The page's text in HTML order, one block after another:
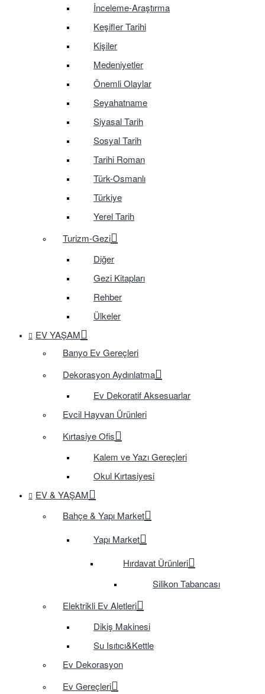
İnceleme-Araştırma
Keşifler Tarihi
Kişiler
Medeniyetler
Önemli Olaylar
Seyahatname
Siyasal Tarih
Sosyal Tarih
Tarihi Roman
Türk-Osmanlı
Türkiye
Yerel Tarih
Turizm-Gezi
Diğer
Gezi Kitapları
Rehber
Ülkeler
EV YAŞAM
Banyo Ev Gereçleri
Dekorasyon Aydınlatma
Ev Dekoratif Aksesuarlar
Evcil Hayvan Ürünleri
Kırtasiye Ofis
Kalem ve Yazı Gereçleri
Okul Kırtasiyesi
EV & YAŞAM
Bahçe & Yapı Market
Yapı Market
Hırdavat Ürünleri
Silikon Tabancası
Elektrikli Ev Aletleri
Dikiş Makinesi
Su Isıtıcı&Kettle
Ev Dekorasyon
Ev Gereçleri